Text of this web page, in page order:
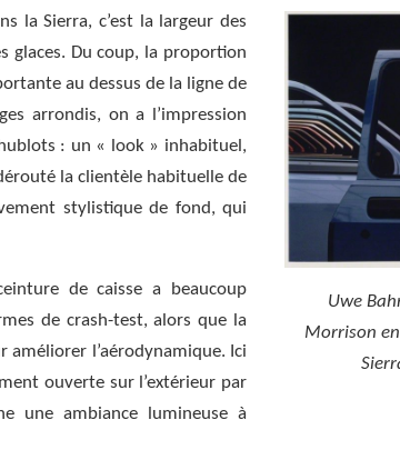
Uwe
Morrison
la Sierra, c’est la largeur des
glaces. Du coup, la proportion
au dessus de la ligne de
arrondis, on a l’impression
: un « look » inhabituel,
la clientèle habituelle de
stylistique de fond, qui
de caisse a beaucoup
de crash-test, alors que la
améliorer l’aérodynamique. Ici
ouverte sur l’extérieur par
une ambiance lumineuse à